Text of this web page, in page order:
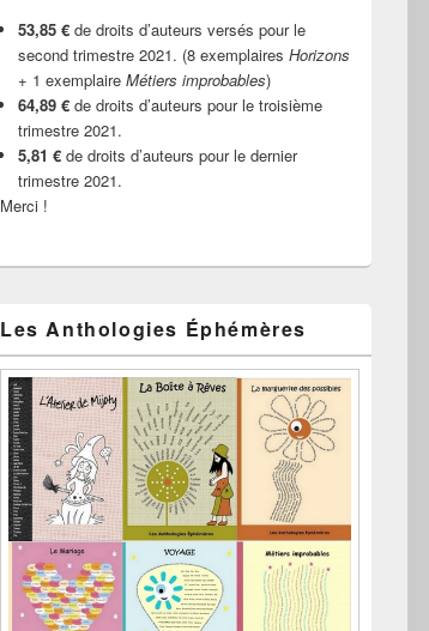
53,85 € de droits d’auteurs versés pour le
second trimestre 2021. (8 exemplaires Horizons
+ 1 exemplaire Métiers improbables)
64,89 € de droits d’auteurs pour le troisième
trimestre 2021.
5,81 € de droits d’auteurs pour le dernier
trimestre 2021.
Merci !
Les Anthologies Éphémères